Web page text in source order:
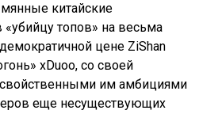
китайские
топов» на весьма
цене ZiShan
xDuoo, со своей
им амбициями
еще несуществующих